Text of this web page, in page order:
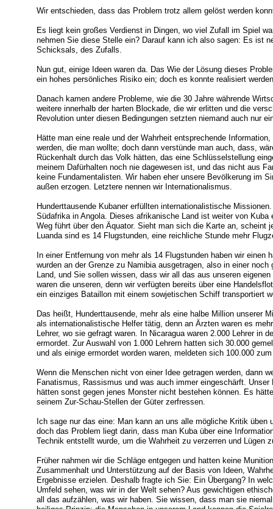
Wir entschieden, dass das Problem trotz allem gelöst werden
Es liegt kein großes Verdienst in Dingen, wo viel Zufall im Spiel
nehmen Sie diese Stelle ein? Darauf kann ich also sagen: Es ist
Schicksals, des Zufalls.
Nun gut, einige Ideen waren da. Das Wie der Lösung dieses
ein hohes persönliches Risiko ein; doch es konnte realisiert
Danach kamen andere Probleme, wie die 30 Jahre währende
weitere innerhalb der harten Blockade, die wir erlitten und die
Revolution unter diesen Bedingungen setzten niemand auch nur
Hätte man eine reale und der Wahrheit entsprechende
werden, die man wollte; doch dann verstünde man auch, dass,
Rückenhalt durch das Volk hätten, das eine Schlüsselstellung
meinem Dafürhalten noch nie dagewesen ist, und das nicht aus
keine Fundamentalisten. Wir haben eher unsere Bevölkerung im
außen erzogen. Letztere nennen wir Internationalismus.
Hunderttausende Kubaner erfüllten internationalistische
Südafrika in Angola. Dieses afrikanische Land ist weiter von
Weg führt über den Äquator. Sieht man sich die Karte an, scheint
Luanda sind es 14 Flugstunden, eine reichliche Stunde mehr
In einer Entfernung von mehr als 14 Flugstunden haben wir einen
wurden an der Grenze zu Namibia ausgetragen, also in einer
Land, und Sie sollen wissen, dass wir all das aus unseren
waren die unseren, denn wir verfügten bereits über eine
ein einziges Bataillon mit einem sowjetischen Schiff transportiert
Das heißt, Hunderttausende, mehr als eine halbe Million unserer
als internationalistische Helfer tätig, denn an Ärzten waren es
Lehrer, wo sie gefragt waren. In Nicaragua waren 2.000 Lehrer in
ermordet. Zur Auswahl von 1.000 Lehrern hatten sich 30.000
und als einige ermordet worden waren, meldeten sich 100.000
Wenn die Menschen nicht von einer Idee getragen werden, dann
Fanatismus, Rassismus und was auch immer eingeschärft.
hätten sonst gegen jenes Monster nicht bestehen können. Es
seinem Zur-Schau-Stellen der Güter zerfressen.
Ich sage nur das eine: Man kann an uns alle mögliche Kritik üben
doch das Problem liegt darin, dass man Kuba über eine
Technik entstellt wurde, um die Wahrheit zu verzerren und Lügen
Früher nahmen wir die Schläge entgegen und hatten keine
Zusammenhalt und Unterstützung auf der Basis von Ideen,
Ergebnisse erzielen. Deshalb fragte ich Sie: Ein Übergang? In
Umfeld sehen, was wir in der Welt sehen? Aus gewichtigen
all das aufzählen, was wir haben. Sie wissen, dass man sie